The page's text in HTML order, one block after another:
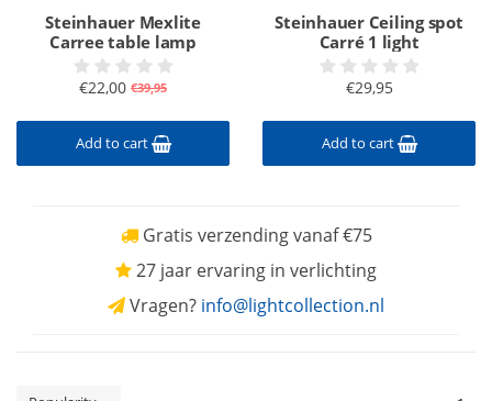
Steinhauer Mexlite
Carree table lamp
€22,00 €39,95
Add to cart
Steinhauer Ceiling spot
Carré 1 light
€29,95
Add to cart
Gratis verzending vanaf €75
27 jaar ervaring in verlichting
Vragen? info@lightcollection.nl